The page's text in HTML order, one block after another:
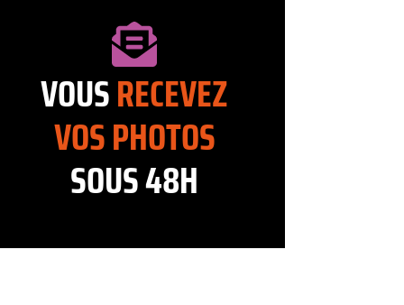
VOUSRECEVEZ
VOSPHOTOS
SOUS 48H